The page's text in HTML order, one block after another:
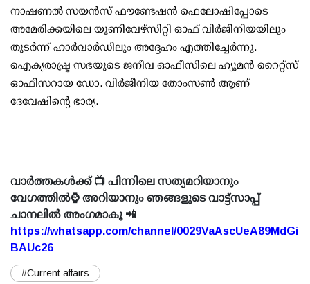
നാഷണല്‍ സയന്‍സ് ഫൗണ്ടേഷന്‍ ഫെലോഷിപ്പോടെ
അമേരിക്കയിലെ യൂണിവേഴ്‌സിറ്റി ഓഫ് വിര്‍ജീനിയയിലും
തുടര്‍ന്ന് ഹാര്‍വാര്‍ഡിലും അദ്ദേഹം എത്തിച്ചേര്‍ന്നു.
ഐക്യരാഷ്ട്ര സഭയുടെ ജനീവ ഓഫീസിലെ ഹ്യൂമന്‍ റൈറ്റ്‌സ്
ഓഫീസറായ ഡോ. വിര്‍ജീനിയ തോംസണ്‍ ആണ്
ദേവേഷിന്റെ ഭാര്യ.
വാർത്തകൾക്ക് 📺 പിന്നിലെ സത്യമറിയാനും
വേഗത്തിൽ⌚ അറിയാനും ഞങ്ങളുടെ വാട്ട്സാപ്പ്
ചാനലിൽ അംഗമാകൂ 📲
https://whatsapp.com/channel/0029VaAscUeA89MdGi
BAUc26
#Current affairs